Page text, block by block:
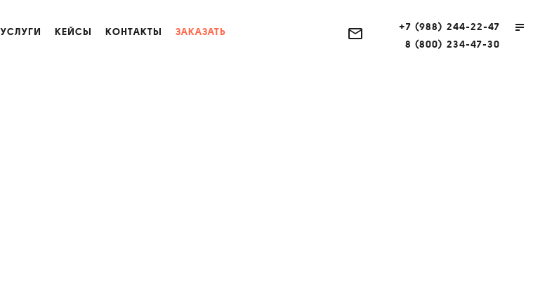
УСЛУГИ КЕЙСЫ КОНТАКТЫ ЗАКАЗАТЬ
+7 (988) 244-22-47
8 (800) 234-47-30